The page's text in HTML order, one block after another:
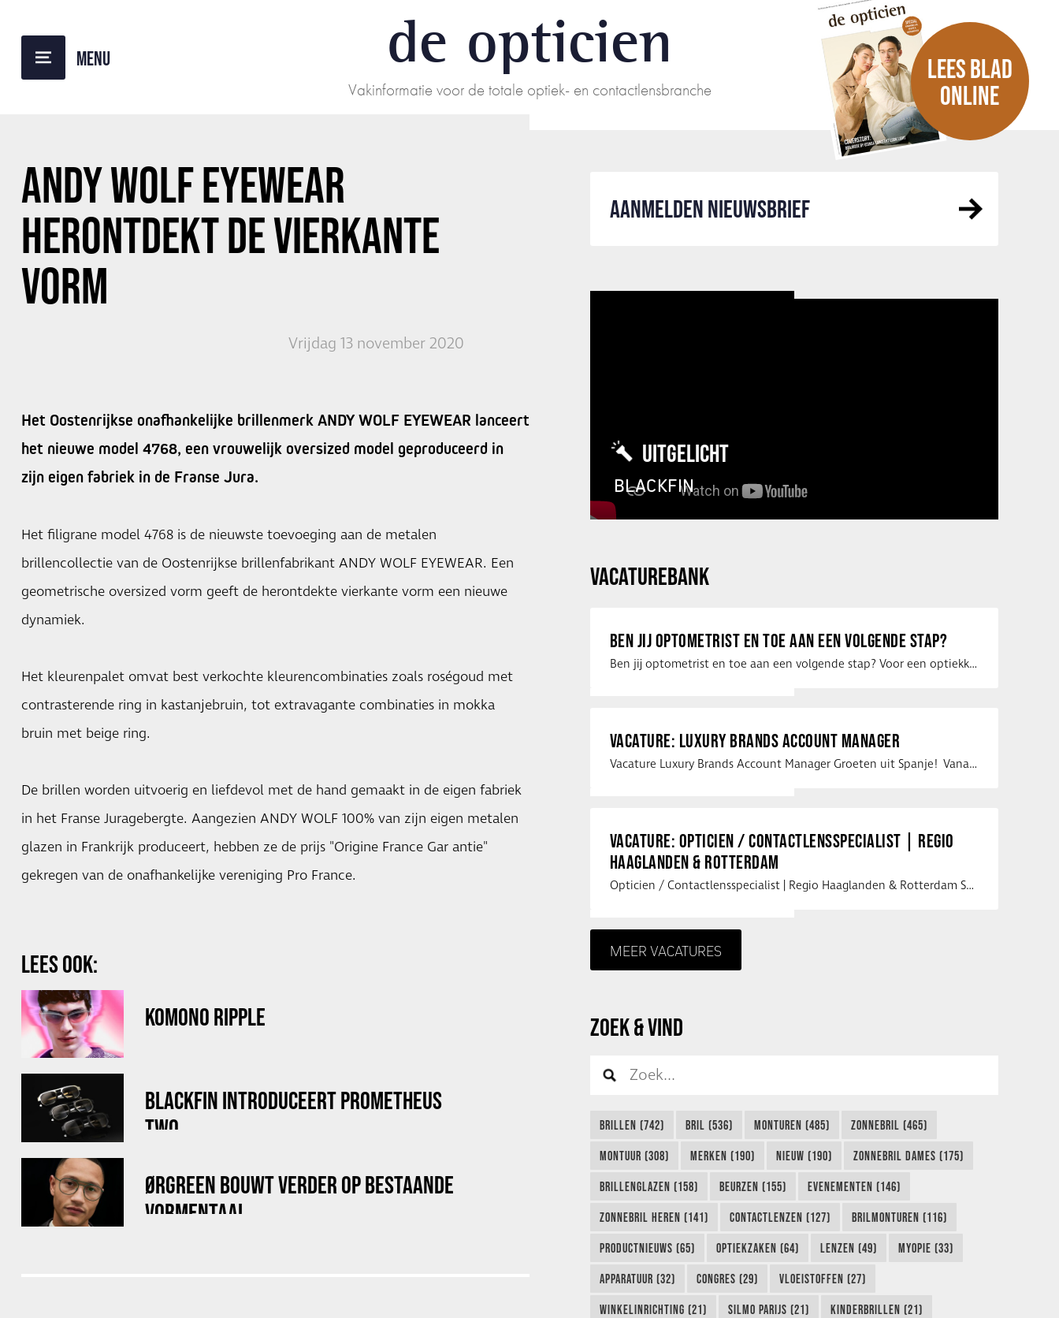
de opticien
Vakinformatie voor de totale optiek- en contactlensbranche
LEES BLAD
ONLINE
ANDY WOLF EYEWEAR
HERONTDEKT DE VIERKANTE
VORM
Vrijdag 13 november 2020
Het Oostenrijkse onafhankelijke brillenmerk ANDY WOLF EYEWEAR lanceert
het nieuwe model 4768, een vrouwelijk oversized model geproduceerd in
zijn eigen fabriek in de Franse Jura.
Het filigrane model 4768 is de nieuwste toevoeging aan de metalen
brillencollectie van de Oostenrijkse brillenfabrikant ANDY WOLF EYEWEAR. Een
geometrische oversized vorm geeft de herontdekte vierkante vorm een nieuwe
dynamiek.
Het kleurenpalet omvat best verkochte kleurencombinaties zoals roségoud met
contrasterende ring in kastanjebruin, tot extravagante combinaties in mokka
bruin met beige ring.
De brillen worden uitvoerig en liefdevol met de hand gemaakt in de eigen fabriek
in het Franse Juragebergte. Aangezien ANDY WOLF 100% van zijn eigen metalen
glazen in Frankrijk produceert, hebben ze de prijs "Origine France Gar antie"
gekregen van de onafhankelijke vereniging Pro France.
LEES OOK:
KOMONO RIPPLE
BLACKFIN INTRODUCEERT PROMETHEUS
TWO
ØRGREEN BOUWT VERDER OP BESTAANDE
VORMENTAAL
AANMELDEN NIEUWSBRIEF
UITGELICHT
BLACKFIN
VACATUREBANK
BEN JIJ OPTOMETRIST EN TOE AAN EEN VOLGENDE STAP?
Ben jij optometrist en toe aan een volgende stap? Voor een optiekketen is Eye …
VACATURE: LUXURY BRANDS ACCOUNT MANAGER
Vacature Luxury Brands Account Manager Groeten uit Spanje! Vanaf mijn …
VACATURE: OPTICIEN / CONTACTLENSSPECIALIST | REGIO
HAAGLANDEN & ROTTERDAM
Opticien / Contactlensspecialist | Regio Haaglanden & Rotterdam Saludos uit …
MEER VACATURES
ZOEK & VIND
BRILLEN (742) BRIL (536) MONTUREN (485) ZONNEBRIL (465)
MONTUUR (308) MERKEN (190) NIEUW (190) ZONNEBRIL DAMES (175)
BRILLENGLAZEN (158) BEURZEN (155) EVENEMENTEN (146)
ZONNEBRIL HEREN (141) CONTACTLENZEN (127) BRILMONTUREN (116)
PRODUCTNIEUWS (65) OPTIEKZAKEN (64) LENZEN (49) MYOPIE (33)
APPARATUUR (32) CONGRES (29) VLOEISTOFFEN (27)
WINKELINRICHTING (21) SILMO PARIJS (21) KINDERBRILLEN (21)